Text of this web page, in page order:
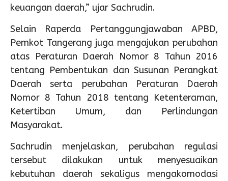
keuangan daerah,” ujar Sachrudin.
Selain Raperda Pertanggungjawaban APBD,
Pemkot Tangerang juga mengajukan perubahan
atas Peraturan Daerah Nomor 8 Tahun 2016
tentang Pembentukan dan Susunan Perangkat
Daerah serta perubahan Peraturan Daerah
Nomor 8 Tahun 2018 tentang Ketenteraman,
Ketertiban Umum, dan Perlindungan
Masyarakat.
Sachrudin menjelaskan, perubahan regulasi
tersebut dilakukan untuk menyesuaikan
kebutuhan daerah sekaligus mengakomodasi